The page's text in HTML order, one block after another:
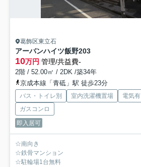
葛飾区東立石
アーバンハイツ飯野203
10万円 管理/共益費-
2階 / 52.00㎡ / 2DK /築34年
京成本線「青砥」駅 徒歩23分
バス・トイレ別 室内洗濯機置場 電気有
ガスコンロ
即入居可
☆南向き
☆鉄骨マンション
☆駐輪場1台無料